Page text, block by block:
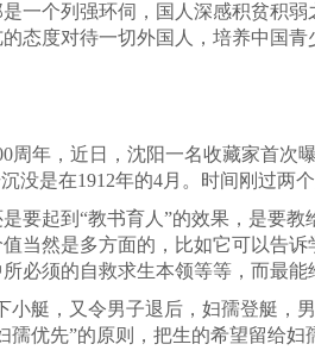
一个列强环伺，国人深感积贫积
态度对待一切外国人，培养中国
周年，近日，沈阳一名收藏家首
没是在1912年的4月。时间刚过两
要起到“教书育人”的效果，是要
当然是多方面的，比如它可以告
必须的自救求生本领等等，而最能
艇，又令男子退后，妇孺登艇，
优先”的原则，把生的希望留给